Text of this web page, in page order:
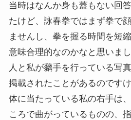
当時はなんか身も蓋もない回
たけど、詠春拳ではまず拳で
ませんし、拳を握る時間を短
意味合理的なのかなと思いま
人と私が黐手を行っている写
掲載されたことがあるのです
体に当たっている私の右手は
ころで曲がっているものの、